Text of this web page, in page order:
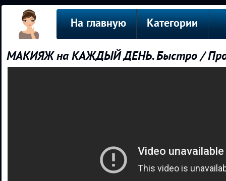
На главную Категории
МАКИЯЖ на КАЖДЫЙ ДЕНЬ. Быстро /